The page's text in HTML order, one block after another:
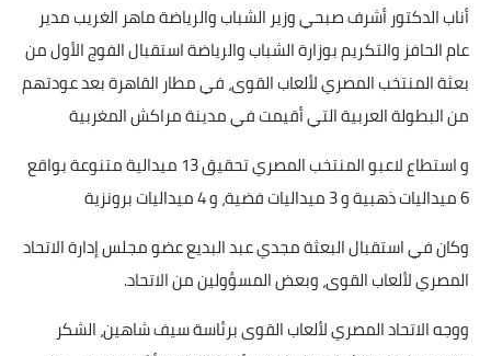
أناب الدكتور أشرف صبحي وزير الشباب والرياضة ماهر الغريب مدير
عام الحافز والتكريم بوزارة الشباب والرياضة استقبال الفوج الأول من
بعثة المنتخب المصري لألعاب القوى، في مطار القاهرة بعد عودتهم
من البطولة العربية التي أقيمت في مدينة مراكش المغربية
و استطاع لاعبو المنتخب المصري تحقيق 13 ميدالية متنوعة بواقع
6 ميداليات ذهبية و 3 ميداليات فضية، و 4 ميداليات برونزية
وكان في استقبال البعثة مجدي عبد البديع عضو مجلس إدارة الاتحاد
المصري لألعاب القوى، وبعض المسؤولين من الاتحاد.
ووجه الاتحاد المصري لألعاب القوى برئاسة سيف شاهين، الشكر